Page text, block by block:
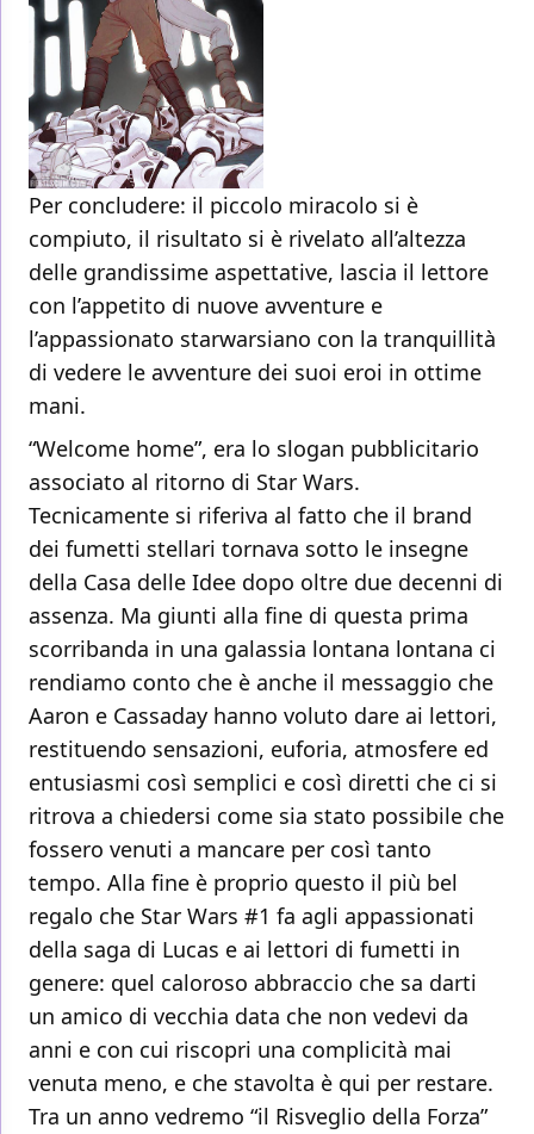
Per concludere: il piccolo miracolo si è
compiuto, il risultato si è rivelato all’altezza
delle grandissime aspettative, lascia il lettore
con l’appetito di nuove avventure e
l’appassionato starwarsiano con la tranquillità
di vedere le avventure dei suoi eroi in ottime
mani.
“Welcome home”, era lo slogan pubblicitario
associato al ritorno di Star Wars.
Tecnicamente si riferiva al fatto che il brand
dei fumetti stellari tornava sotto le insegne
della Casa delle Idee dopo oltre due decenni di
assenza. Ma giunti alla fine di questa prima
scorribanda in una galassia lontana lontana ci
rendiamo conto che è anche il messaggio che
Aaron e Cassaday hanno voluto dare ai lettori,
restituendo sensazioni, euforia, atmosfere ed
entusiasmi così semplici e così diretti che ci si
ritrova a chiedersi come sia stato possibile che
fossero venuti a mancare per così tanto
tempo. Alla fine è proprio questo il più bel
regalo che Star Wars #1 fa agli appassionati
della saga di Lucas e ai lettori di fumetti in
genere: quel caloroso abbraccio che sa darti
un amico di vecchia data che non vedevi da
anni e con cui riscopri una complicità mai
venuta meno, e che stavolta è qui per restare.
Tra un anno vedremo “il Risveglio della Forza”